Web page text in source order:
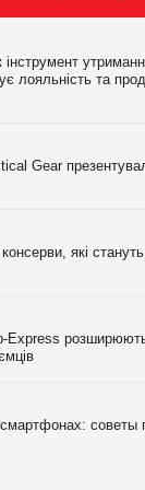
інструмент
лояльність та
Gear
які
Express
советы